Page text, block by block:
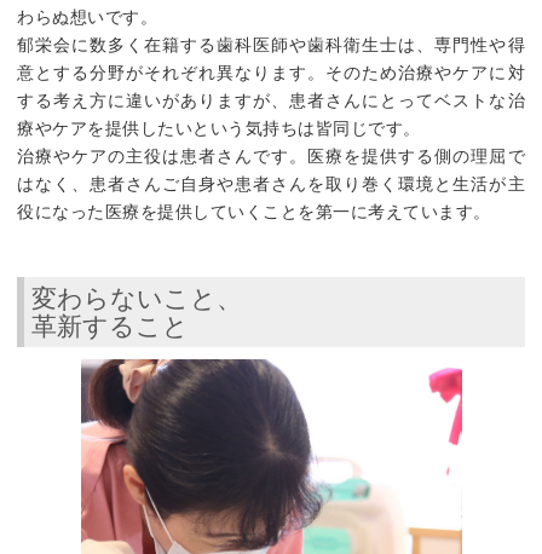
わらぬ想いです。
郁栄会に数多く在籍する歯科医師や歯科衛生士は、専門性や得
意とする分野がそれぞれ異なります。そのため治療やケアに対
する考え方に違いがありますが、患者さんにとってベストな治
療やケアを提供したいという気持ちは皆同じです。
治療やケアの主役は患者さんです。医療を提供する側の理屈で
はなく、患者さんご自身や患者さんを取り巻く環境と生活が主
役になった医療を提供していくことを第一に考えています。
変わらないこと、
革新すること